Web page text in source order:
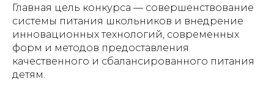
Главная цель конкурса — совершенствование
системы питания школьников и внедрение
инновационных технологий, современных
форм и методов предоставления
качественного и сбалансированного питания
детям.